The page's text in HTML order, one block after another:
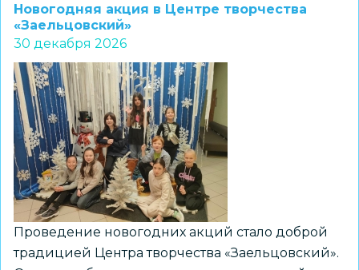
в
ШХТ
«Цветень»
Новогодняя акция в Центре творчества
«Заельцовский»
30 декабря 2026
Проведение новогодних акций стало доброй
традицией Центра творчества «Заельцовский».